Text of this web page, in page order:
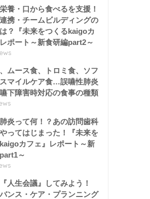
養・口から食べるを支援！
携・チームビルディングの
？『未来をつくるkaigoカ
ポート～新食研編part2～
ムース食、トロミ食、ソフ
スマイルケア食…誤嚥性肺炎
下障害時対応の食事の種類
炎って何！？あの訪問歯科
ってはじまった！『未来を
カフェ』レポート～新
～
人生会議』してみよう！
バンス・ケア・プランニング